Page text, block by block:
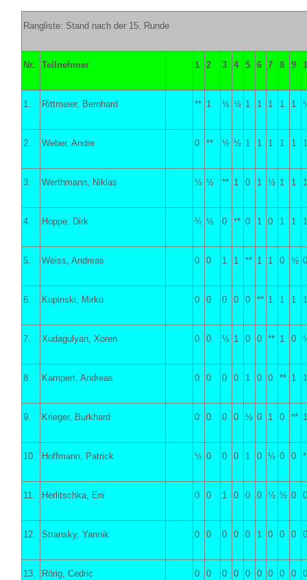
Rangliste: Stand nach der 15. Runde
Nr. Teilnehmer 1 2 3 4 5 6 7 8 9
1. Rittmeier, Bernhard ** 1 ½ ½ 1 1 1 1 1
2. Weber, Andre 0 ** ½ ½ 1 1 1 1 1
3. Werthmann, Niklas ½ ½ ** 1 0 1 ½ 1 1
4. Hoppe, Dirk ½ ½ 0 ** 0 1 0 1 1
5. Weiss, Andreas 0 0 1 1 ** 1 1 0 ½
6. Kupinski, Mirko 0 0 0 0 0 ** 1 1 1
7. Xudagulyan, Xoren 0 0 ½ 1 0 0 ** 1 0
8. Kampert, Andreas 0 0 0 0 1 0 0 ** 1
9. Krieger, Burkhard 0 0 0 0 ½ 0 1 0 **
10. Hoffmann, Patrick ½ 0 0 0 1 0 ½ 0 0
11. Herlitschka, Eni 0 0 1 0 0 0 ½ ½ 0
12. Stransky, Yannik 0 0 0 0 0 1 0 0 0
13. Rörig, Cedric 0 0 0 0 0 0 0 0 0